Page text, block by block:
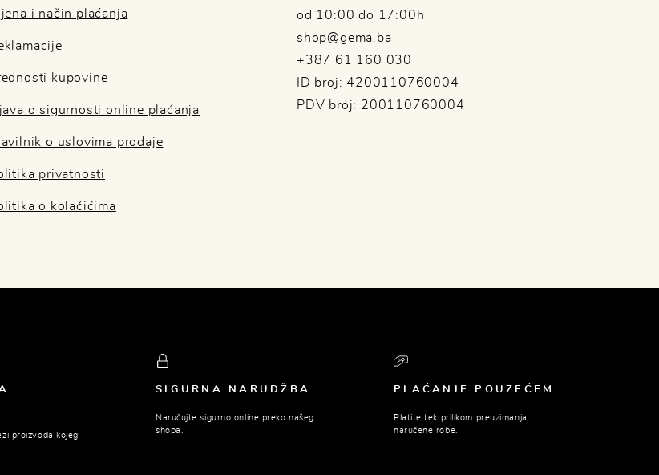
i način plaćanja
kupovine
o sigurnosti online plaćanja
o uslovima prodaje
privatnosti
o kolačićima
od 10:00 do 17:00h
shop@gema.ba
+387 61 160 030
ID broj: 4200110760004
PDV broj: 200110760004
proizvoda kojeg
SIGURNA NARUDŽBA
Naručujte sigurno online preko našeg
shopa.
PLAĆANJE POUZEĆEM
Platite tek prilikom preuzimanja
naručene robe.